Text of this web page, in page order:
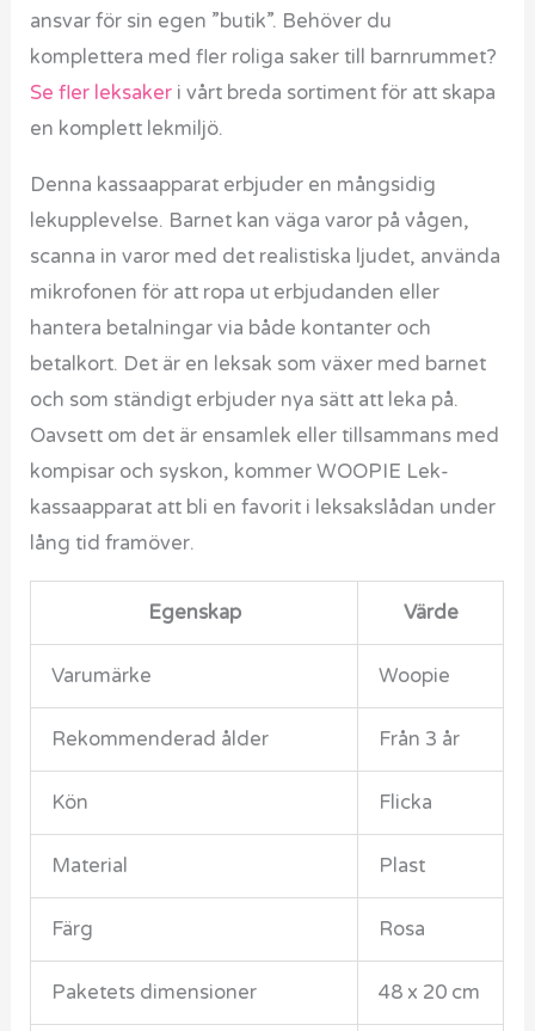
ansvar för sin egen ”butik”. Behöver du
komplettera med fler roliga saker till barnrummet?
Se fler leksaker i vårt breda sortiment för att skapa
en komplett lekmiljö.
Denna kassaapparat erbjuder en mångsidig
lekupplevelse. Barnet kan väga varor på vågen,
scanna in varor med det realistiska ljudet, använda
mikrofonen för att ropa ut erbjudanden eller
hantera betalningar via både kontanter och
betalkort. Det är en leksak som växer med barnet
och som ständigt erbjuder nya sätt att leka på.
Oavsett om det är ensamlek eller tillsammans med
kompisar och syskon, kommer WOOPIE Lek-
kassaapparat att bli en favorit i leksakslådan under
lång tid framöver.
Egenskap Värde
Varumärke Woopie
Rekommenderad ålder Från 3 år
Kön Flicka
Material Plast
Färg Rosa
Paketets dimensioner 48 x 20 cm